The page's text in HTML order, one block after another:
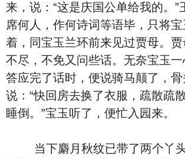
来，说：“这是庆国公单给我的。”
席何人，作何诗词等语毕，只将
着，同宝玉兰环前来见过贾母。
不尽，不免又问些话。无奈宝玉一
答应完了话时，便说骑马颠了，
说：“快回房去换了衣服，疏散疏
睡倒。”宝玉听了，便忙入园来。
当下麝月秋纹已带了两个丫头